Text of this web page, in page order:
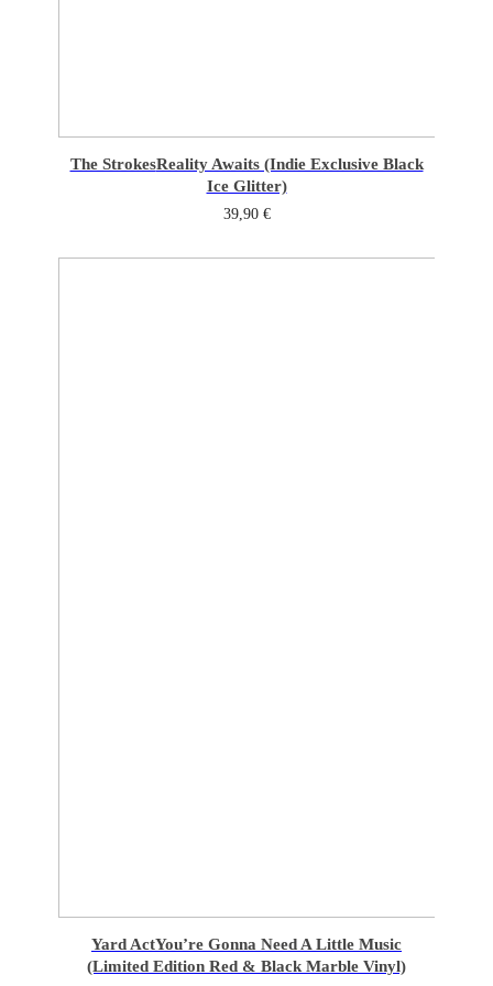
The StrokesReality Awaits (Indie Exclusive Black
Ice Glitter)
39,90 €
Yard ActYou’re Gonna Need A Little Music
(Limited Edition Red & Black Marble Vinyl)